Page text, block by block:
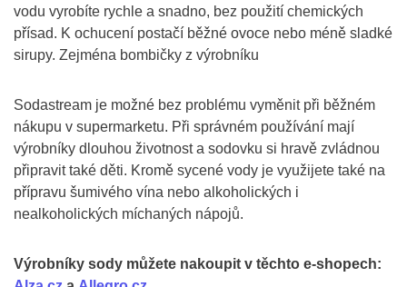
vodu vyrobíte rychle a snadno, bez použití chemických
přísad. K ochucení postačí běžné ovoce nebo méně sladké
sirupy. Zejména bombičky z výrobníku
Sodastream je možné bez problému vyměnit při běžném
nákupu v supermarketu. Při správném používání mají
výrobníky dlouhou životnost a sodovku si hravě zvládnou
připravit také děti. Kromě sycené vody je využijete také na
přípravu šumivého vína nebo alkoholických i
nealkoholických míchaných nápojů.
Výrobníky sody můžete nakoupit v těchto e-shopech: